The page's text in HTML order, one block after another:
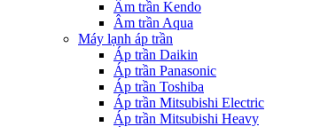
Âm trần Kendo
Âm trần Aqua
Máy lạnh áp trần
Áp trần Daikin
Áp trần Panasonic
Áp trần Toshiba
Áp trần Mitsubishi Electric
Áp trần Mitsubishi Heavy